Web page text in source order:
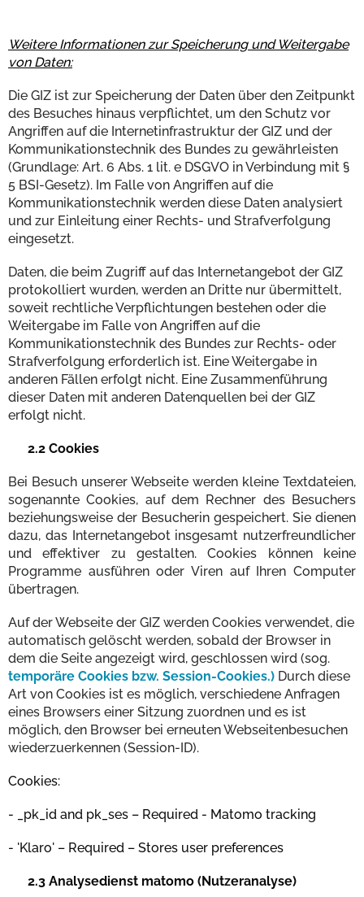
Weitere Informationen zur Speicherung und Weitergabe
von Daten:
Die GIZ ist zur Speicherung der Daten über den Zeitpunkt
des Besuches hinaus verpflichtet, um den Schutz vor
Angriffen auf die Internetinfrastruktur der GIZ und der
Kommunikationstechnik des Bundes zu gewährleisten
(Grundlage: Art. 6 Abs. 1 lit. e DSGVO in Verbindung mit §
5 BSI-Gesetz). Im Falle von Angriffen auf die
Kommunikationstechnik werden diese Daten analysiert
und zur Einleitung einer Rechts- und Strafverfolgung
eingesetzt.
Daten, die beim Zugriff auf das Internetangebot der GIZ
protokolliert wurden, werden an Dritte nur übermittelt,
soweit rechtliche Verpflichtungen bestehen oder die
Weitergabe im Falle von Angriffen auf die
Kommunikationstechnik des Bundes zur Rechts- oder
Strafverfolgung erforderlich ist. Eine Weitergabe in
anderen Fällen erfolgt nicht. Eine Zusammenführung
dieser Daten mit anderen Datenquellen bei der GIZ
erfolgt nicht.
2.2 Cookies
Bei Besuch unserer Webseite werden kleine Textdateien,
sogenannte Cookies, auf dem Rechner des Besuchers
beziehungsweise der Besucherin gespeichert. Sie dienen
dazu, das Internetangebot insgesamt nutzerfreundlicher
und effektiver zu gestalten. Cookies können keine
Programme ausführen oder Viren auf Ihren Computer
übertragen.
Auf der Webseite der GIZ werden Cookies verwendet, die
automatisch gelöscht werden, sobald der Browser in
dem die Seite angezeigt wird, geschlossen wird (sog.
temporäre Cookies bzw. Session-Cookies.) Durch diese
Art von Cookies ist es möglich, verschiedene Anfragen
eines Browsers einer Sitzung zuordnen und es ist
möglich, den Browser bei erneuten Webseitenbesuchen
wiederzuerkennen (Session-ID).
Cookies:
- _pk_id and pk_ses – Required - Matomo tracking
- 'Klaro' – Required – Stores user preferences
2.3 Analysedienst matomo (Nutzeranalyse)